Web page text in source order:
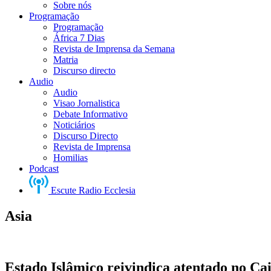
Sobre nós
Programação
Programação
África 7 Dias
Revista de Imprensa da Semana
Matria
Discurso directo
Audio
Audio
Visao Jornalistica
Debate Informativo
Noticiários
Discurso Directo
Revista de Imprensa
Homilias
Podcast
Escute Radio Ecclesia
Asia
Estado Islâmico reivindica atentado no